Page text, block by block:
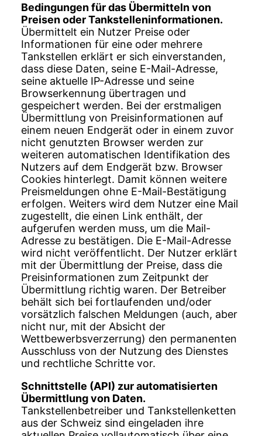
Bedingungen für das Übermitteln von
Preisen oder Tankstelleninformationen.
Übermittelt ein Nutzer Preise oder
Informationen für eine oder mehrere
Tankstellen erklärt er sich einverstanden,
dass diese Daten, seine E-Mail-Adresse,
seine aktuelle IP-Adresse und seine
Browserkennung übertragen und
gespeichert werden. Bei der erstmaligen
Übermittlung von Preisinformationen auf
einem neuen Endgerät oder in einem zuvor
nicht genutzten Browser werden zur
weiteren automatischen Identifikation des
Nutzers auf dem Endgerät bzw. Browser
Cookies hinterlegt. Damit können weitere
Preismeldungen ohne E-Mail-Bestätigung
erfolgen. Weiters wird dem Nutzer eine Mail
zugestellt, die einen Link enthält, der
aufgerufen werden muss, um die Mail-
Adresse zu bestätigen. Die E-Mail-Adresse
wird nicht veröffentlicht. Der Nutzer erklärt
mit der Übermittlung der Preise, dass die
Preisinformationen zum Zeitpunkt der
Übermittlung richtig waren. Der Betreiber
behält sich bei fortlaufenden und/oder
vorsätzlich falschen Meldungen (auch, aber
nicht nur, mit der Absicht der
Wettbewerbsverzerrung) den permanenten
Ausschluss von der Nutzung des Dienstes
und rechtliche Schritte vor.
Schnittstelle (API) zur automatisierten
Übermittlung von Daten.
Tankstellenbetreiber und Tankstellenketten
aus der Schweiz sind eingeladen ihre